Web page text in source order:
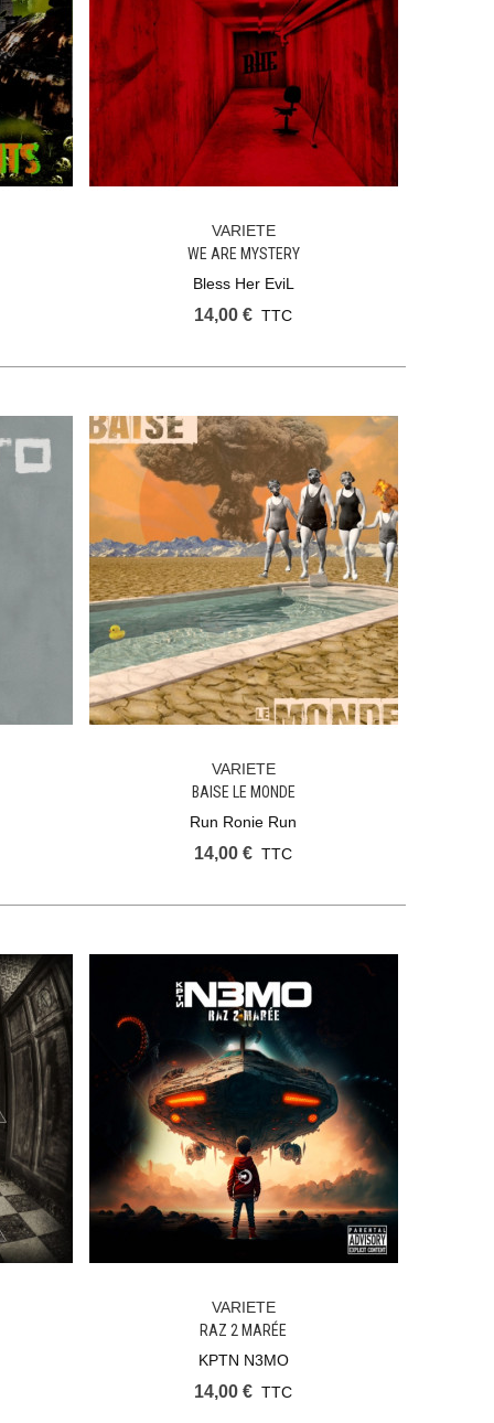
Ajouter Au Panier
VARIETE
WE ARE MYSTERY
Bless Her EviL
14,00 € TTC
Ajouter Au Panier
VARIETE
BAISE LE MONDE
Run Ronie Run
14,00 € TTC
Ajouter Au Panier
VARIETE
RAZ 2 MARÉE
KPTN N3MO
14,00 € TTC